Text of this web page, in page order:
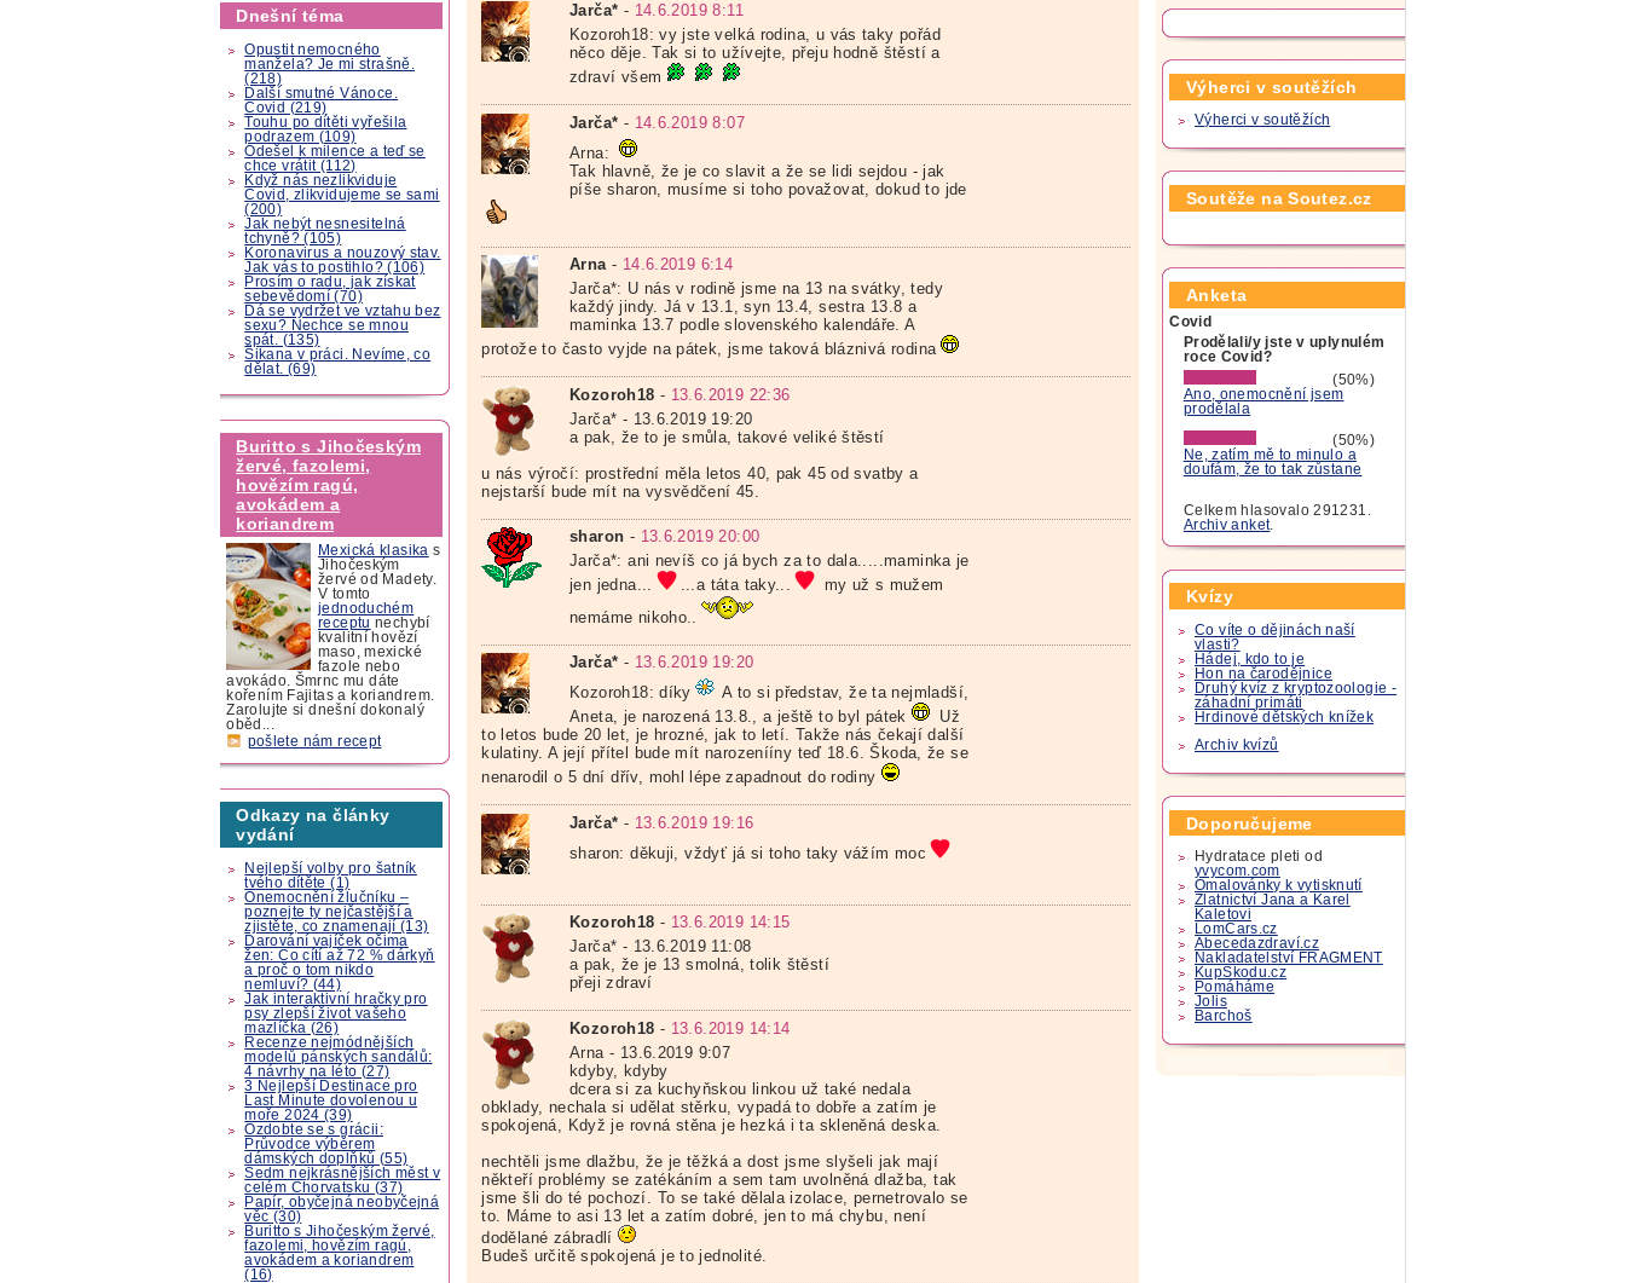
Dnešní téma
Opustit nemocného
manžela? Je mi strašně.
(218)
Další smutné Vánoce.
Covid (219)
Touhu po dítěti vyřešila
podrazem (109)
Odešel k milence a teď se
chce vrátit (112)
Když nás nezlikviduje
Covid, zlikvidujeme se sami
(200)
Jak nebýt nesnesitelná
tchyně? (105)
Koronavirus a nouzový stav.
Jak vás to postihlo? (106)
Prosím o radu, jak získat
sebevědomí (70)
Dá se vydržet ve vztahu bez
sexu? Nechce se mnou
spát. (135)
Šikana v práci. Nevíme, co
dělat. (69)
Buritto s Jihočeským
žervé, fazolemi,
hovězím ragú,
avokádem a
koriandrem
Mexická klasika s
Jihočeským
žervé od Madety.
V tomto
jednoduchém
receptu nechybí
kvalitní hovězí
maso, mexické
fazole nebo
avokádo. Šmrnc mu dáte
kořením Fajitas a koriandrem.
Zarolujte si dnešní dokonalý
oběd...
pošlete nám recept
Odkazy na články
vydání
Nejlepší volby pro šatník
tvého dítěte (1)
Onemocnění žlučníku –
poznejte ty nejčastější a
zjistěte, co znamenají (13)
Darování vajíček očima
žen: Co cítí až 72 % dárkyň
a proč o tom nikdo
nemluví? (44)
Jak interaktivní hračky pro
psy zlepší život vašeho
mazlíčka (26)
Recenze nejmódnějších
modelů pánských sandálů:
4 návrhy na léto (27)
3 Nejlepší Destinace pro
Last Minute dovolenou u
moře 2024 (39)
Ozdobte se s grácii:
Průvodce výběrem
dámských doplňků (55)
Sedm nejkrásnějších měst v
celém Chorvatsku (37)
Papír, obyčejná neobyčejná
věc (30)
Buritto s Jihočeským žervé,
fazolemi, hovězím ragú,
avokádem a koriandrem
(16)
Jarča* - 14.6.2019 8:11
Kozoroh18: vy jste velká rodina, u vás taky pořád
něco děje. Tak si to užívejte, přeju hodně štěstí a
zdraví všem
Jarča* - 14.6.2019 8:07
Arna:
Tak hlavně, že je co slavit a že se lidi sejdou - jak
píše sharon, musíme si toho považovat, dokud to jde
Arna- 14.6.2019 6:14
Jarča*: U nás v rodině jsme na 13 na svátky, tedy
každý jindy. Já v 13.1, syn 13.4, sestra 13.8 a
maminka 13.7 podle slovenského kalendáře. A
protože to často vyjde na pátek, jsme taková bláznivá rodina
Kozoroh18 - 13.6.2019 22:36
Jarča* - 13.6.2019 19:20
a pak, že to je smůla, takové veliké štěstí
u nás výročí: prostřední měla letos 40, pak 45 od svatby a
nejstarší bude mít na vysvědčení 45.
sharon - 13.6.2019 20:00
Jarča*: ani nevíš co já bych za to dala.....maminka je
jen jedna...
...a táta taky...
my už s mužem
nemáme nikoho..
Jarča* - 13.6.2019 19:20
Kozoroh18: díky
A to si představ, že ta nejmladší,
Aneta, je narozená 13.8., a ještě to byl pátek
Už
to letos bude 20 let, je hrozné, jak to letí. Takže nás čekají další
kulatiny. A její přítel bude mít narozenííny teď 18.6. Škoda, že se
nenarodil o 5 dní dřív, mohl lépe zapadnout do rodiny
Jarča* - 13.6.2019 19:16
sharon: děkuji, vždyť já si toho taky vážím moc
Kozoroh18 - 13.6.2019 14:15
Jarča* - 13.6.2019 11:08
a pak, že je 13 smolná, tolik štěstí
přeji zdraví
Kozoroh18 - 13.6.2019 14:14
Arna - 13.6.2019 9:07
kdyby, kdyby
dcera si za kuchyňskou linkou už také nedala
obklady, nechala si udělat stěrku, vypadá to dobře a zatím je
spokojená, Když je rovná stěna je hezká i ta skleněná deska.
nechtěli jsme dlažbu, že je těžká a dost jsme slyšeli jak mají
někteří problémy se zatékáním a sem tam uvolněná dlažba, tak
jsme šli do té pochozí. To se také dělala izolace, pernetrovalo se
to. Máme to asi 13 let a zatím dobré, jen to má chybu, není
dodělané zábradlí
Budeš určitě spokojená je to jednolité.
Výherci v soutěžích
Výherci v soutěžích
Soutěže na Soutez.cz
Anketa
Covid
Prodělali/y jste v uplynulém
roce Covid?
(50%)
Ano, onemocnění jsem
prodělala
(50%)
Ne, zatím mě to minulo a
doufám, že to tak zůstane
Celkem hlasovalo 291231.
Archiv anket.
Kvízy
Co víte o dějinách naší
vlasti?
Hádej, kdo to je
Hon na čarodějnice
Druhý kvíz z kryptozoologie -
záhadní primáti
Hrdinové dětských knížek
Archiv kvízů
Doporučujeme
Hydratace pleti od
yvycom.com
Omalovánky k vytisknutí
Zlatnictví Jana a Karel
Kaletovi
LomCars.cz
Abecedazdraví.cz
Nakladatelství FRAGMENT
KupSkodu.cz
Pomáháme
Jolis
Barchoš